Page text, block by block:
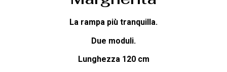
La rampa più tranquilla.
Due moduli.
Lunghezza 120 cm